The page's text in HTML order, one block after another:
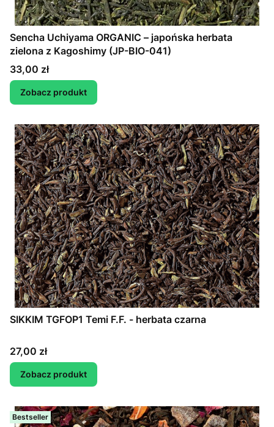
Sencha Uchiyama ORGANIC – japońska herbata
zielona z Kagoshimy (JP-BIO-041)
Cena
33,00 zł
Zobacz produkt
SIKKIM TGFOP1 Temi F.F. - herbata czarna
Cena
27,00 zł
Zobacz produkt
Bestseller